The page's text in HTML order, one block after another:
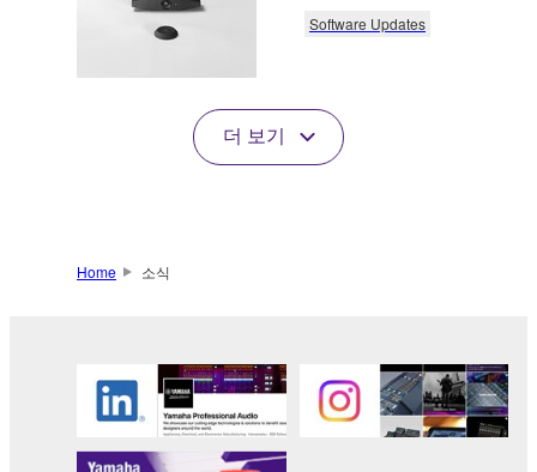
Software Updates
더 보기
Home 소식